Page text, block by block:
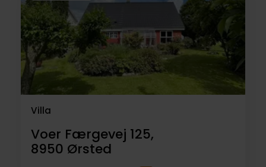
Villa
Voer Færgevej 125,
8950 Ørsted